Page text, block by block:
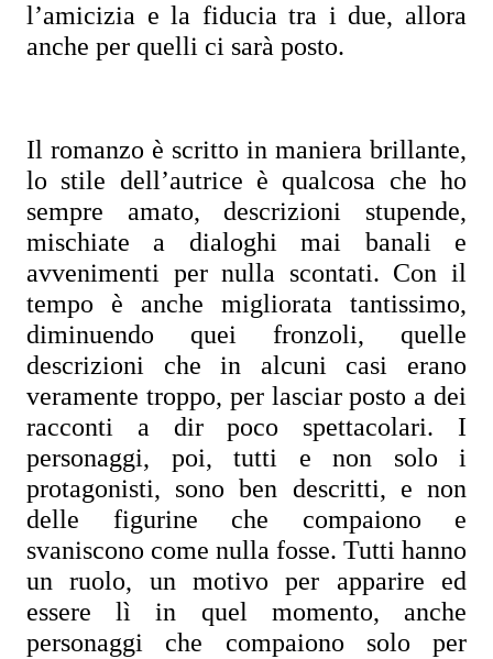
l’amicizia e la fiducia tra i due, allora
anche per quelli ci sarà posto.
Il romanzo è scritto in maniera brillante,
lo stile dell’autrice è qualcosa che ho
sempre amato, descrizioni stupende,
mischiate a dialoghi mai banali e
avvenimenti per nulla scontati. Con il
tempo è anche migliorata tantissimo,
diminuendo quei fronzoli, quelle
descrizioni che in alcuni casi erano
veramente troppo, per lasciar posto a dei
racconti a dir poco spettacolari. I
personaggi, poi, tutti e non solo i
protagonisti, sono ben descritti, e non
delle figurine che compaiono e
svaniscono come nulla fosse. Tutti hanno
un ruolo, un motivo per apparire ed
essere lì in quel momento, anche
personaggi che compaiono solo per